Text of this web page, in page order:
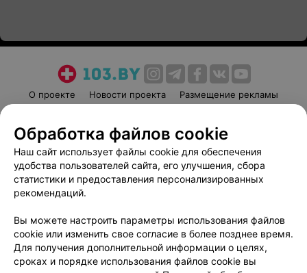
О проекте Новости проекта
Размещение рекламы
Пользовательское соглашение
Способы оплаты
Вакансии
Партнеры
Написать руководителю 103.by
Обработка персональных данных
Обработка файлов cookie
Наш сайт использует файлы cookie для обеспечения
удобства пользователей сайта, его улучшения, сбора
статистики и предоставления персонализированных
рекомендаций.
Вы можете настроить параметры использования файлов
cookie или изменить свое согласие в более позднее время.
Для получения дополнительной информации о целях,
сроках и порядке использования файлов cookie вы